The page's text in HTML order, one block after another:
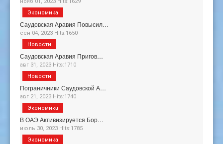
нояб 01, 2023 Hits:1629
Саудовская Аравия Повысил…
сен 04, 2023 Hits:1650
Экономика
Саудовская Аравия Пригов…
авг 31, 2023 Hits:1710
Новости
Пограничники Саудовской А…
авг 21, 2023 Hits:1740
Новости
В ОАЭ Активизируется Бор…
июль 30, 2023 Hits:1785
Экономика
Экономика